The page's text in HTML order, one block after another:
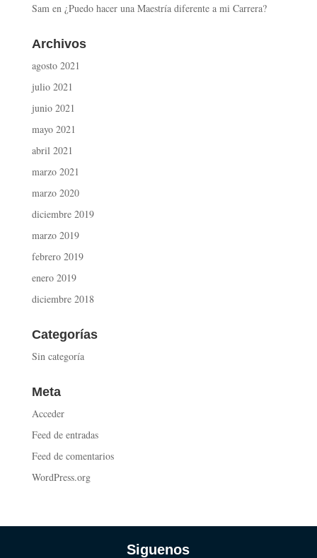
Samen ¿Puedo hacer una Maestría diferente a mi Carrera?
Archivos
agosto 2021
julio 2021
junio 2021
mayo 2021
abril 2021
marzo 2021
marzo 2020
diciembre 2019
marzo 2019
febrero 2019
enero 2019
diciembre 2018
Categorías
Sin categoría
Meta
Acceder
Feed de entradas
Feed de comentarios
WordPress.org
Siguenos